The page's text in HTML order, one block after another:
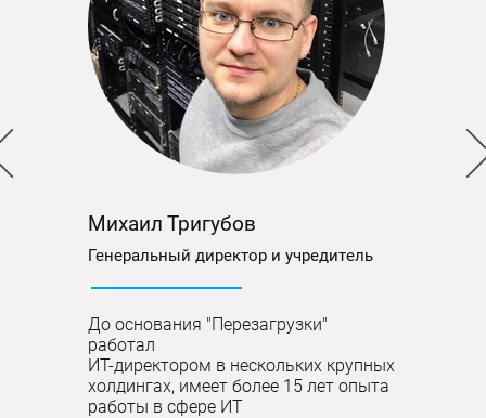
Михаил Тригубов
Генеральный директор и учредитель
До основания "Перезагрузки"
работал
ИТ-директором в нескольких крупных
холдингах, имеет более 15 лет опыта
работы в сфере ИT